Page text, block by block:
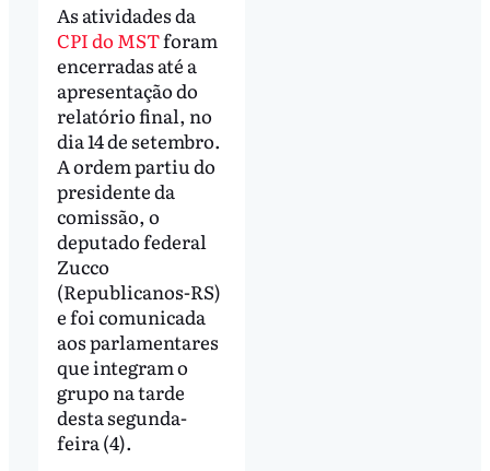
As atividades da
CPI do MSTforam
encerradas até a
apresentação do
relatório final, no
dia 14 de setembro.
A ordem partiu do
presidente da
comissão, o
deputado federal
Zucco
(Republicanos-RS)
e foi comunicada
aos parlamentares
que integram o
grupo na tarde
desta segunda-
feira (4).